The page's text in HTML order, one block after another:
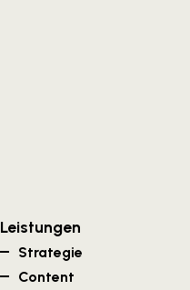
Leistungen
Strategie
Content